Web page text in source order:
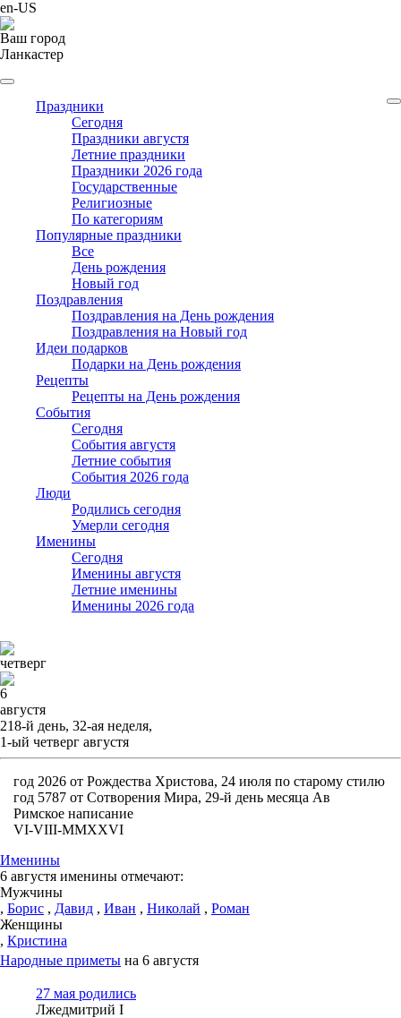
en-US
Ваш город
Ланкастер
Праздники
Cегодня
Праздники августя
Летние праздники
Праздники 2026 года
Государственные
Религиозные
По категориям
Популярные праздники
Все
День рождения
Новый год
Поздравления
Поздравления на День рождения
Поздравления на Новый год
Идеи подарков
Подарки на День рождения
Рецепты
Рецепты на День рождения
События
Cегодня
События августя
Летние события
События 2026 года
Люди
Родились сегодня
Умерли сегодня
Именины
Cегодня
Именины августя
Летние именины
Именины 2026 года
четверг
6
августя
218-й день, 32-ая неделя,
1-ый четверг августя
год 2026 от Рождества Христова, 24 июля по старому стилю
год 5787 от Сотворения Мира, 29-й день месяца Ав
Римское написание
VI-VIII-MMXXVI
Именины
6 августя именины отмечают:
Мужчины
, Борис , Давид , Иван , Николай , Роман
Женщины
, Кристина
Народные приметы на 6 августя
27 мая родились
Лжедмитрий I